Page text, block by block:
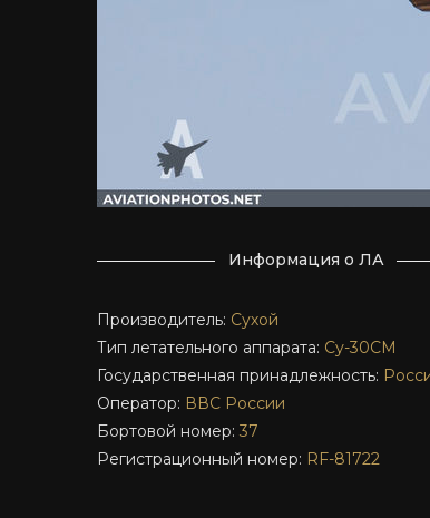
Информация о ЛА
Производитель: Сухой
Тип летательного аппарата: Су-30СМ
Государственная принадлежность:
Оператор: ВВС России
Бортовой номер: 37
Регистрационный номер: RF-81722